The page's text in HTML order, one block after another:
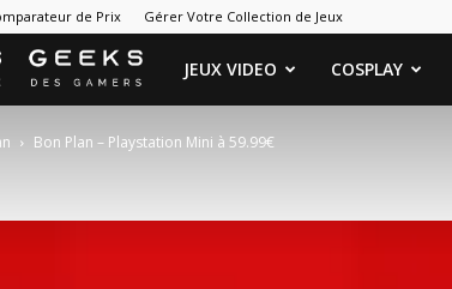
de Prix Gérer Votre Collection de Jeux
Games
&
JEUX VIDEO COSPLAY
Bon Plan – Playstation Mini à 59.99€